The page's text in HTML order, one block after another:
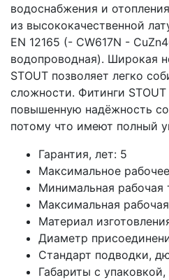
водоснабжения и
из высококачественной
EN 12165 (- CW617N -
водопроводная). Широкая
STOUT позволяет легко
сложности. Фитинги
повышенную надёжность
потому что имеют полный
Гарантия, лет: 5
Максимальное
Минимальная рабочая
Максимальная
Материал
Диаметр
Стандарт подводки,
Габариты с